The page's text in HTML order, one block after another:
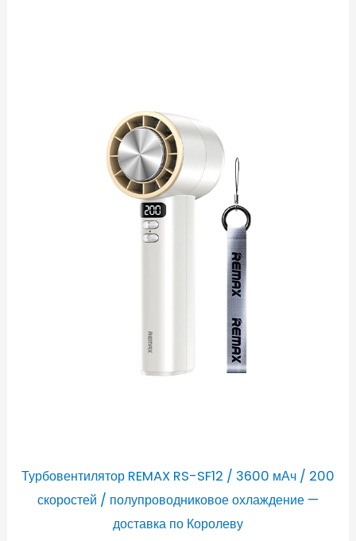
Турбовентилятор REMAX RS-SF12 / 3600 мАч / 200
скоростей / полупроводниковое охлаждение —
доставка по Королеву